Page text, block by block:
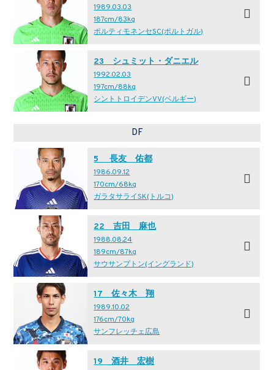
1989.03.03
187cm/83kg
ポルティモネンセSC(ポルトガル)
23 シュミット・ダニエル
1992.02.03
197cm/88kg
シントトロイデンVV(ベルギー)
DF
5 長友 佑都
1986.09.12
170cm/68kg
ガラタサライSK(トルコ)
22 吉田 麻也
1988.08.24
189cm/87kg
サウサンプトン(イングランド)
17 佐々木 翔
1989.10.02
176cm/70kg
サンフレッチェ広島
19 酒井 宏樹